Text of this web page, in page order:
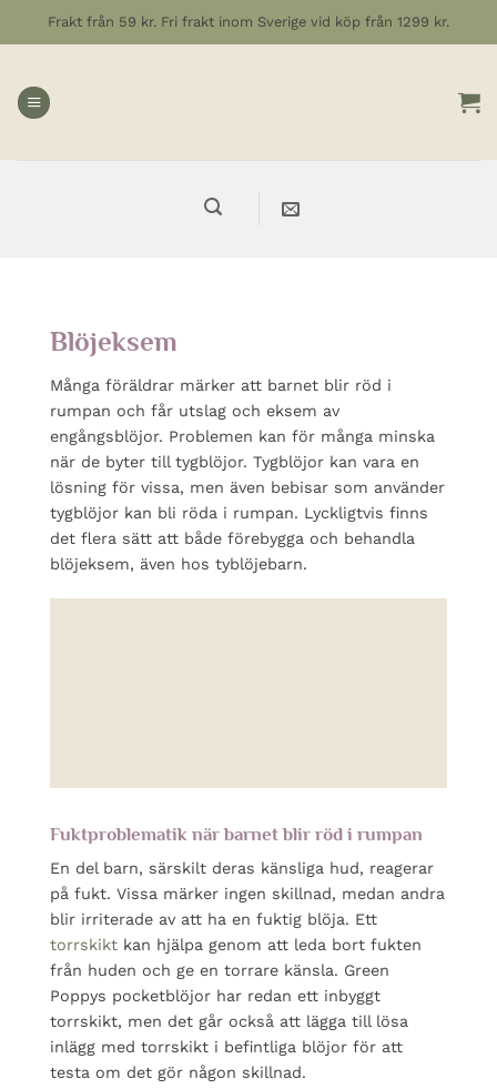
Frakt från 59 kr. Fri frakt inom Sverige vid köp från 1299 kr.
Blöjeksem
Många föräldrar märker att barnet blir röd i
rumpan och får utslag och eksem av
engångsblöjor. Problemen kan för många minska
när de byter till tygblöjor. Tygblöjor kan vara en
lösning för vissa, men även bebisar som använder
tygblöjor kan bli röda i rumpan. Lyckligtvis finns
det flera sätt att både förebygga och behandla
blöjeksem, även hos tyblöjebarn.
Fuktproblematik när barnet blir röd i rumpan
En del barn, särskilt deras känsliga hud, reagerar
på fukt. Vissa märker ingen skillnad, medan andra
blir irriterade av att ha en fuktig blöja. Ett
torrskikt kan hjälpa genom att leda bort fukten
från huden och ge en torrare känsla. Green
Poppys pocketblöjor har redan ett inbyggt
torrskikt, men det går också att lägga till lösa
inlägg med torrskikt i befintliga blöjor för att
testa om det gör någon skillnad.